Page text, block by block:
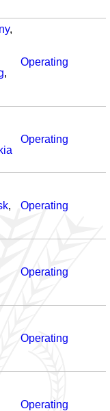
,
,
Operating
Operating
,
Operating
Operating
Operating
Operating